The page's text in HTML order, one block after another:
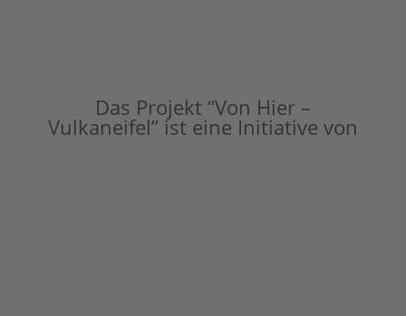
Das Projekt “Von Hier –
Vulkaneifel” ist eine Initiative von